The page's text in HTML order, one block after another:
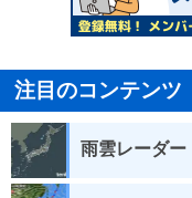
注目のコンテンツ
雨雲レーダー